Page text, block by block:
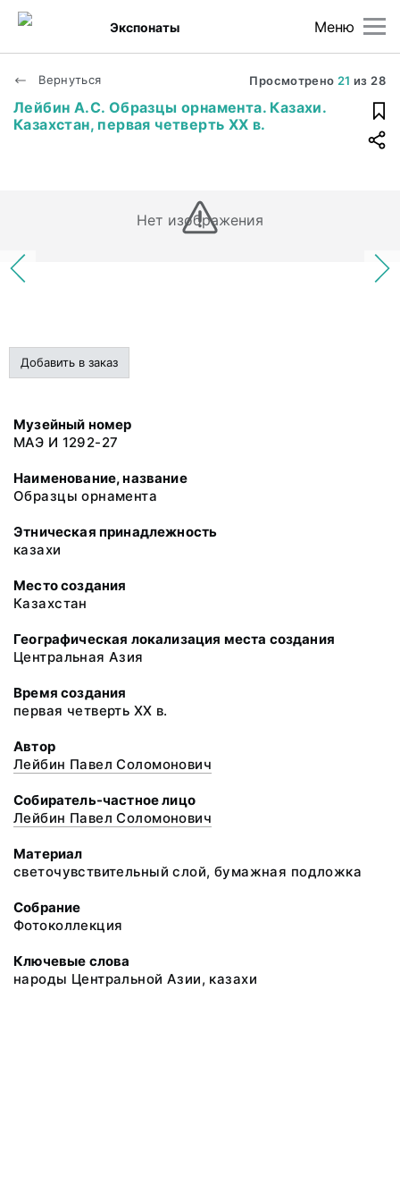
Меню
Экспонаты
Вернуться Просмотрено 21 из 28
Лейбин А.С. Образцы орнамента. Казахи.
Казахстан, первая четверть ХХ в.
Нет изображения
Добавить в заказ
Музейный номер
МАЭ И 1292-27
Наименование, название
Образцы орнамента
Этническая принадлежность
казахи
Место создания
Казахстан
Географическая локализация места создания
Центральная Азия
Время создания
первая четверть ХХ в.
Автор
Лейбин Павел Соломонович
Собиратель-частное лицо
Лейбин Павел Соломонович
Материал
светочувствительный слой, бумажная подложка
Собрание
Фотоколлекция
Ключевые слова
народы Центральной Азии, казахи